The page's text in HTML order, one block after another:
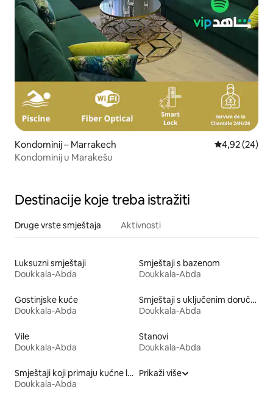
Kondominij – Marrakech Prosječna
4,92 (24)
Kondominij u Marakešu
Destinacije koje treba istražiti
Druge vrste smještaja Aktivnosti
Luksuzni smještaji
Doukkala-Abda
Smještaji s bazenom
Doukkala-Abda
Gostinjske kuće
Doukkala-Abda
Smještaji s uključenim doručkom
Doukkala-Abda
Vile
Doukkala-Abda
Stanovi
Doukkala-Abda
Smještaji koji primaju kućne ljubimce
Doukkala-Abda
Prikaži više